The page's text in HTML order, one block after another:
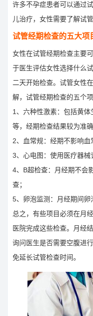
许多不孕症患者可以通过
儿治疗，女性需要了解试
试管经期检查的五大项
女性在试管经期检查主要
于医生评估女性选择什么
二天开始检查。试管女性
解，试管经期检查的五个项
1、六种性激素：包括黄
等，经期检查结果较为准确
2、血常规：经期不影响血
3、心电图：使用医疗器
4、B超检查：月经期不会
查；
5、卵泡监测：月经期间卵
总之，有些项目必须在月
医院完成这些检查。月经
询问医生是否需要空腹进
免延长试管检查时间。